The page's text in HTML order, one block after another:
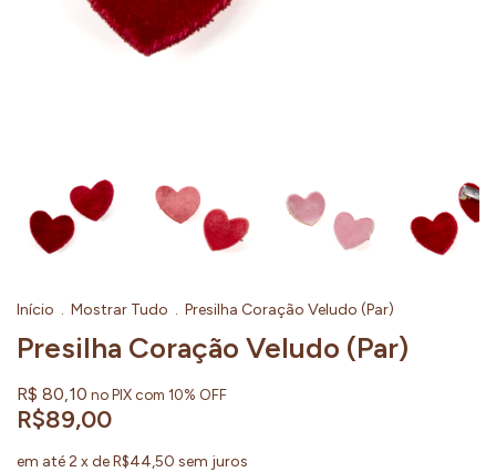
Início . Mostrar Tudo . Presilha Coração Veludo (Par)
Presilha Coração Veludo (Par)
R$ 80,10 no PIX com 10% OFF
R$89,00
em até2 x deR$44,50 sem juros